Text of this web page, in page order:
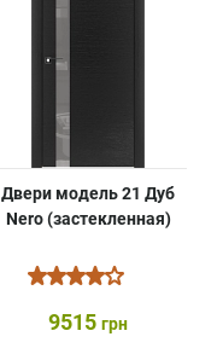
Двери модель 21 Дуб
Nero (застекленная)
9515 грн